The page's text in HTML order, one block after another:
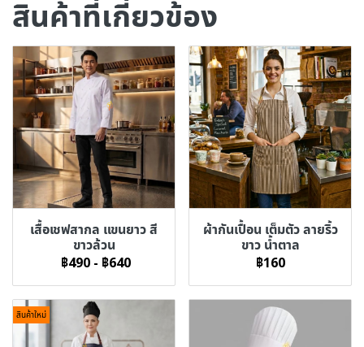
สินค้าที่เกี่ยวข้อง
เสื้อเชฟสากล แขนยาว สี
ขาวล้วน
฿490 - ฿640
ผ้ากันเปื้อน เต็มตัว ลายริ้ว
ขาว น้ำตาล
฿160
สินค้าใหม่